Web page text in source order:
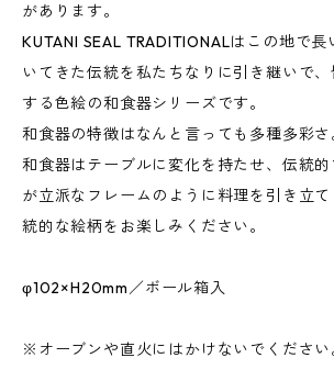
があります。
KUTANI SEAL TRADITIONALはこの地で
いてきた伝統を私たちなりに引き継いで
する色絵の和食器シリーズです。
和食器の特徴はなんと言っても多種多彩
和食器はテーブルに変化を持たせ、伝統
が立派なフレームのように料理を引き立
統的な絵柄をお楽しみください。
φ102×H20mm／ボール箱入
※オーブンや直火にはかけないでください